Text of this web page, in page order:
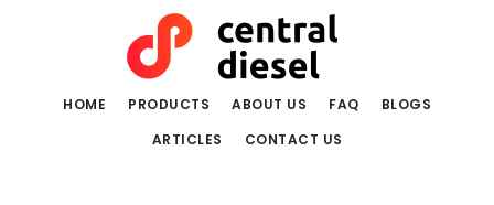
HOME PRODUCTS ABOUT US FAQ
BLOGS
ARTICLES
CONTACT US